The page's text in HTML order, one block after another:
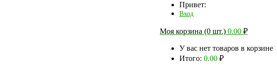
Привет:
Вход
Моя корзина (0 шт.) 0.00 ₽
У вас нет товаров в корзине
Итого: 0.00 ₽